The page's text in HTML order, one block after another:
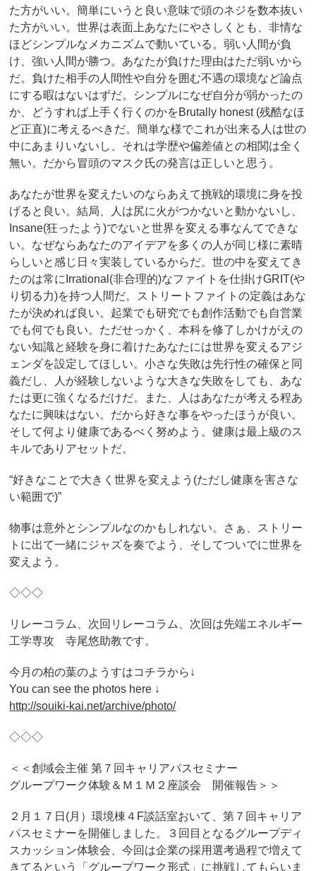
た方がいい。簡単にいうと良い意味で頭のネジを数本抜い
た方がいい。世界は表面上あなたにやさしくとも、非情な
ほどシンプルなメカニズムで動いている。弱い人間が負
け、強い人間が勝つ。あなたが負けた理由はただ弱いから
だ。負けた相手の人間性や自分を囲む不遇の環境など論点
にする暇はないはずだ。シンプルになぜ自分が弱かったの
か、どうすれば上手く行くのかをBrutally honest (残酷なほ
ど正直)に考えるべきだ。簡単な様でこれが出来る人は世の
中にあまりいないし、それは学歴や偏差値との相関は全く
無い。だから冒頭のマスク氏の発言は正しいと思う。
あなたが世界を変えたいのならあえて挑戦的環境に身を投
げると良い。結局、人は尻に火がつかないと動かないし、
Insane(狂ったよう)でないと世界を変える事なんてできな
い。なぜならあなたのアイデアを多くの人が同じ様に素晴
らしいと感じ日々実装しているからだ。世の中を変えてき
たのは常にIrrational(非合理的)なファイトを仕掛けGRIT(や
り切る力)を持つ人間だ。ストリートファイトの定義はあな
たが決めれば良い。起業でも研究でも創作活動でも自営業
でも何でも良い。ただせっかく、本科を修了しかけがえの
ない知識と経験を身に着けたあなたには世界を変えるアジ
ェンダを設定してほしい。小さな失敗は先行性の確保と同
義だし、人が経験しないような大きな失敗をしても、あな
たは更に強くなるだけだ。また、人はあなたが考える程あ
なたに興味はない。だから好きな事をやったほうが良い。
そして何より健康であるべく努めよう。健康は最上級のス
キルでありアセットだ。
“好きなことで大きく世界を変えよう(ただし健康を害さな
い範囲で)”
物事は意外とシンプルなのかもしれない。さぁ、ストリー
トに出て一緒にジャズを奏でよう、そしてついでに世界を
変えよう。
◇◇◇
リレーコラム、次回リレーコラム、次回は先端エネルギー
工学専攻 寺尾悠助教です。
今月の柏の葉のようすはコチラから↓
You can see the photos here ↓
http://souiki-kai.net/archive/photo/
◇◇◇
＜＜創域会主催 第７回キャリアパスセミナー
グループワーク体験＆Ｍ１Ｍ２座談会 開催報告＞＞
２月１７日(月）環境棟４F談話室おいて、第７回キャリア
パスセミナーを開催しました。３回目となるグループディ
スカッション体験会、今回は企業の採用選考過程で増えて
きてるという「グループワーク形式」に挑戦してもらいま